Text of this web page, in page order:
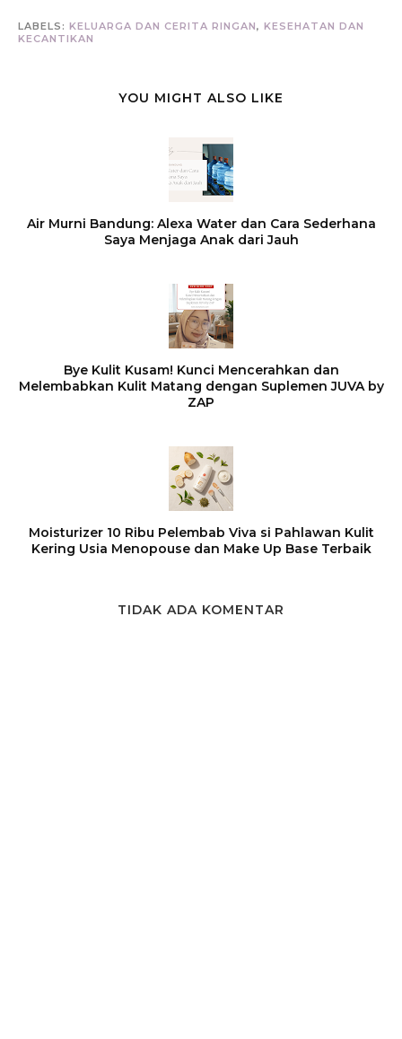
LABELS: KELUARGA DAN CERITA RINGAN, KESEHATAN DAN
KECANTIKAN
YOU MIGHT ALSO LIKE
Air Murni Bandung: Alexa Water dan Cara Sederhana
Saya Menjaga Anak dari Jauh
Bye Kulit Kusam! Kunci Mencerahkan dan
Melembabkan Kulit Matang dengan Suplemen JUVA by
ZAP
Moisturizer 10 Ribu Pelembab Viva si Pahlawan Kulit
Kering Usia Menopouse dan Make Up Base Terbaik
TIDAK ADA KOMENTAR